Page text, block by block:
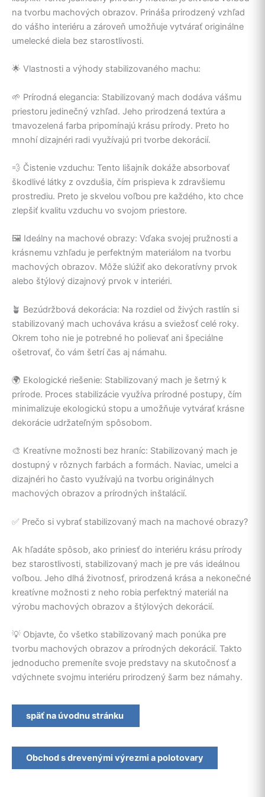
na tvorbu machových obrazov. Prináša prirodzený vzhľad
do vášho interiéru a zároveň umožňuje vytvárať originálne
umelecké diela bez starostlivosti.
🌟 Vlastnosti a výhody stabilizovaného machu:
🌱 Prírodná elegancia: Stabilizovaný mach dodáva vášmu
priestoru jedinečný vzhľad. Jeho prirodzená textúra a
tmavozelená farba pripomínajú krásu prírody. Preto ho
mnohí dizajnéri radi využívajú pri tvorbe dekorácií.
💨 Čistenie vzduchu: Tento lišajník dokáže absorbovať
škodlivé látky z ovzdušia, čím prispieva k zdravšiemu
prostrediu. Preto je skvelou voľbou pre každého, kto chce
zlepšiť kvalitu vzduchu vo svojom priestore.
🖼️ Ideálny na machové obrazy: Vďaka svojej pružnosti a
krásnemu vzhľadu je perfektným materiálom na tvorbu
machových obrazov. Môže slúžiť ako dekoratívny prvok
alebo štýlový dizajnový prvok v interiéri.
🪴 Bezúdržbová dekorácia: Na rozdiel od živých rastlín si
stabilizovaný mach uchováva krásu a sviežosť celé roky.
Okrem toho nie je potrebné ho polievať ani špeciálne
ošetrovať, čo vám šetrí čas aj námahu.
🌍 Ekologické riešenie: Stabilizovaný mach je šetrný k
prírode. Proces stabilizácie využíva prírodné postupy, čím
minimalizuje ekologickú stopu a umožňuje vytvárať krásne
dekorácie udržateľným spôsobom.
🎨 Kreatívne možnosti bez hraníc: Stabilizovaný mach je
dostupný v rôznych farbách a formách. Naviac, umelci a
dizajnéri ho často využívajú na tvorbu originálnych
machových obrazov a prírodných inštalácií.
✅ Prečo si vybrať stabilizovaný mach na machové obrazy?
Ak hľadáte spôsob, ako priniesť do interiéru krásu prírody
bez starostlivosti, stabilizovaný mach je pre vás ideálnou
voľbou. Jeho dlhá životnosť, prirodzená krása a nekonečné
kreatívne možnosti z neho robia perfektný materiál na
výrobu machových obrazov a štýlových dekorácií.
💡 Objavte, čo všetko stabilizovaný mach ponúka pre
tvorbu machových obrazov a prírodných dekorácií. Takto
jednoducho premeníte svoje predstavy na skutočnosť a
vdýchnete svojmu interiéru prirodzený šarm bez námahy.